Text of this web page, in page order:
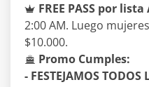
FREE PASS por lista
2:00 AM. Luego
$10.000.
Promo Cumples:
- FESTEJAMOS TODOS